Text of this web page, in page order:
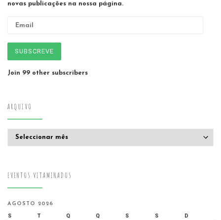
novas publicações na nossa página.
SUBSCREVE
Join 99 other subscribers
ARQUIVO
EVENTOS VITAMINADOS
AGOSTO 2026
S T Q Q S S D